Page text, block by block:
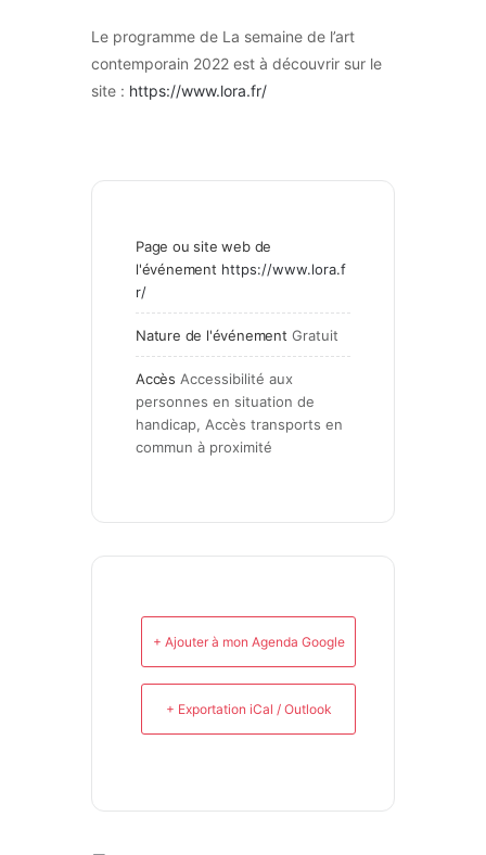
Le programme de La semaine de l’art
contemporain 2022 est à découvrir sur le
site : https://www.lora.fr/
Page ou site web de
l'événement https://www.lora.f
r/
Nature de l'événement Gratuit
Accès Accessibilité aux
personnes en situation de
handicap, Accès transports en
commun à proximité
+ Ajouter à mon Agenda Google
+ Exportation iCal / Outlook